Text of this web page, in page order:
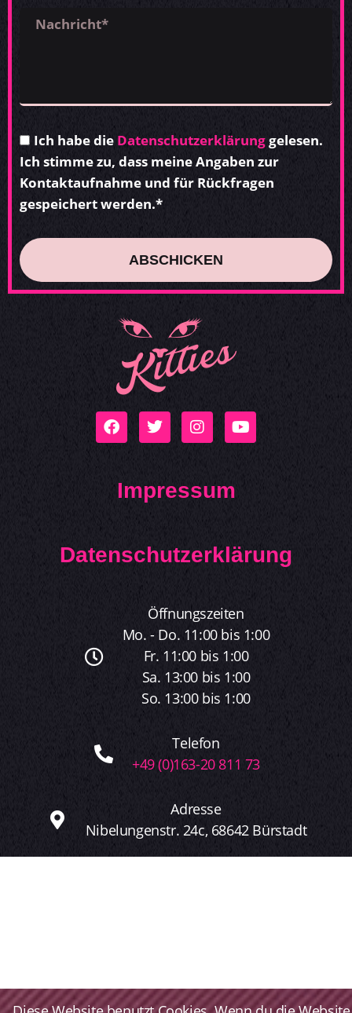
Ich habe die Datenschutzerklärunggelesen.
Ich stimme zu, dass meine Angaben zur
Kontaktaufnahme und für Rückfragen
gespeichert werden.*
ABSCHICKEN
Impressum
Datenschutzerklärung
Öffnungszeiten
Mo. - Do. 11:00 bis 1:00
Fr. 11:00 bis 1:00
Sa. 13:00 bis 1:00
So. 13:00 bis 1:00
Telefon
+49 (0)163-20 811 73
Adresse
Nibelungenstr. 24c, 68642 Bürstadt